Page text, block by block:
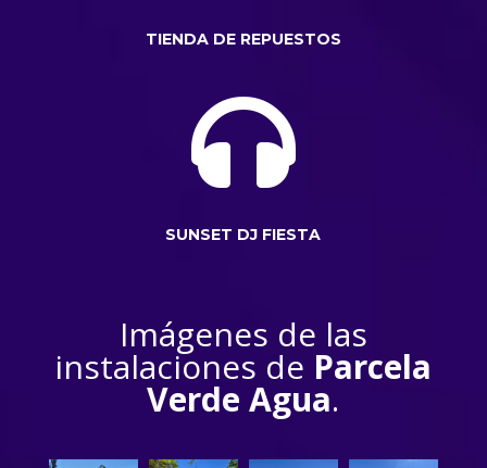
TIENDA DE REPUESTOS

SUNSET DJ FIESTA
Imágenes de las
instalaciones de Parcela
Verde Agua.